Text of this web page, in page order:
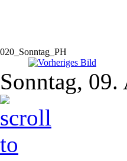
020_Sonntag_PH
Sonntag,